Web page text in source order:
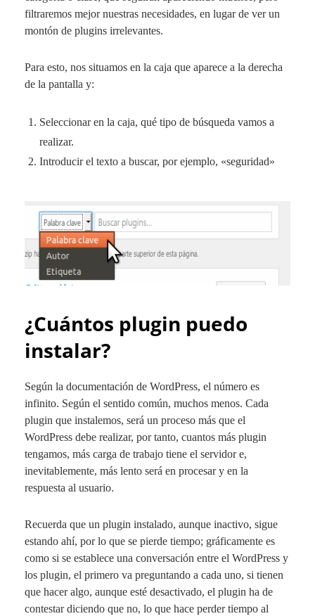
filtraremos mejor nuestras necesidades, en lugar de ver un
montón de plugins irrelevantes.
Para esto, nos situamos en la caja que aparece a la derecha
de la pantalla y:
Seleccionar en la caja, qué tipo de búsqueda vamos a
realizar.
Introducir el texto a buscar, por ejemplo, «seguridad»
¿Cuántos plugin puedo
instalar?
Según la documentación de WordPress, el número es
infinito. Según el sentido común, muchos menos. Cada
plugin que instalemos, será un proceso más que el
WordPress debe realizar, por tanto, cuantos más plugin
tengamos, más carga de trabajo tiene el servidor e,
inevitablemente, más lento será en procesar y en la
respuesta al usuario.
Recuerda que un plugin instalado, aunque inactivo, sigue
estando ahí, por lo que se pierde tiempo; gráficamente es
como si se establece una conversación entre el WordPress y
los plugin, el primero va preguntando a cada uno, si tienen
que hacer algo, aunque esté desactivado, el plugin ha de
contestar diciendo que no, lo que hace perder tiempo al